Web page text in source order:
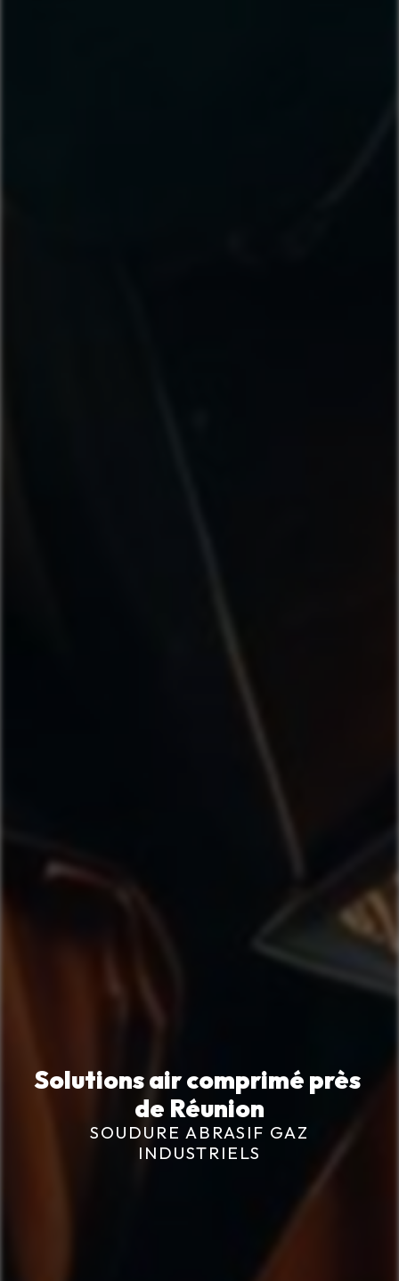
Solutions air comprimé près
de Réunion
SOUDURE ABRASIF GAZ
INDUSTRIELS